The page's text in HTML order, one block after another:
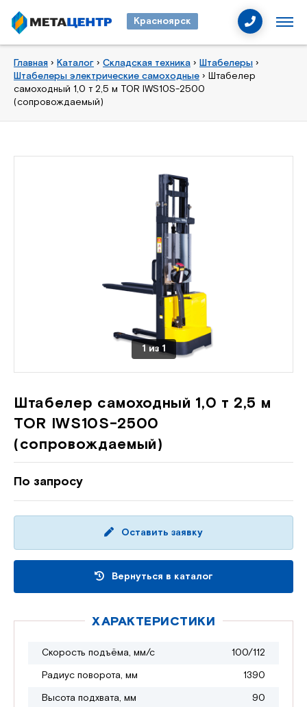
Красноярск
Главная › Каталог › Складская техника › Штабелеры ›
Штабелеры электрические самоходные › Штабелер
самоходный 1,0 т 2,5 м TOR IWS10S-2500
(сопровождаемый)
1из 1
Штабелер самоходный 1,0 т 2,5 м
TOR IWS10S-2500
(сопровождаемый)
По запросу
Оставить заявку
Вернуться в каталог
ХАРАКТЕРИСТИКИ
Скорость подъёма, мм/с
100/112
Радиус поворота, мм
1390
Высота подхвата, мм
90